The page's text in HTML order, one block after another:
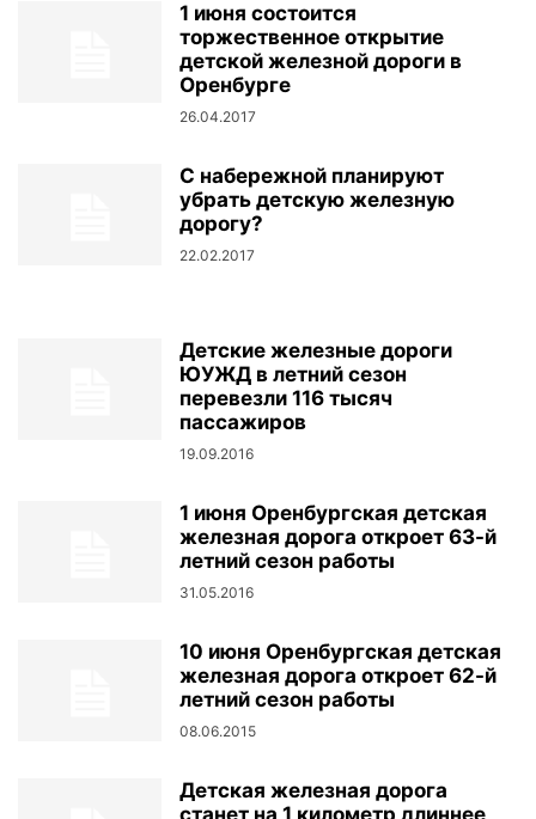
1 июня состоится
торжественное открытие
детской железной дороги в
Оренбурге
26.04.2017
С набережной планируют
убрать детскую железную
дорогу?
22.02.2017
Детские железные дороги
ЮУЖД в летний сезон
перевезли 116 тысяч
пассажиров
19.09.2016
1 июня Оренбургская детская
железная дорога откроет 63-й
летний сезон работы
31.05.2016
10 июня Оренбургская детская
железная дорога откроет 62-й
летний сезон работы
08.06.2015
Детская железная дорога
станет на 1 километр длиннее